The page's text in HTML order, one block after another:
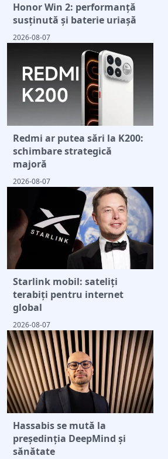
Honor Win 2: performanță
susținută și baterie uriașă
2026-08-07
Redmi ar putea sări la K200:
schimbare strategică
majoră
2026-08-07
Starlink mobil: sateliți
terabiți pentru internet
global
2026-08-07
Hassabis se mută la
președinția DeepMind și
sănătate